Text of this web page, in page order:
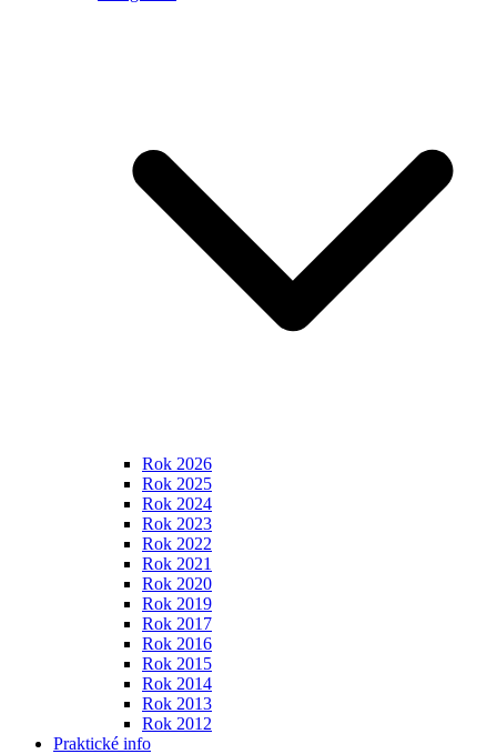
Rok 2026
Rok 2025
Rok 2024
Rok 2023
Rok 2022
Rok 2021
Rok 2020
Rok 2019
Rok 2017
Rok 2016
Rok 2015
Rok 2014
Rok 2013
Rok 2012
Praktické info